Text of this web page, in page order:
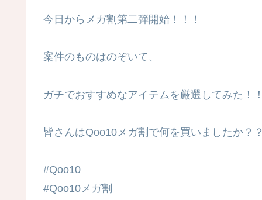
今日からメガ割第二弾開始！！！
案件のものはのぞいて、
ガチでおすすめなアイテムを厳選してみた！
皆さんはQoo10メガ割で何を買いましたか？
#Qoo10
#Qoo10メガ割